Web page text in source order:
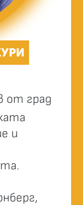
от град
и